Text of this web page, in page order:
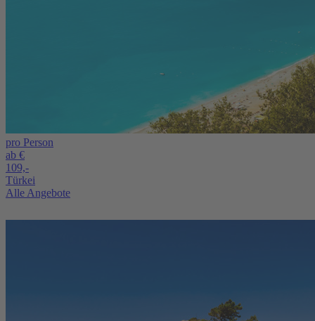
pro Person
ab €
109,-
Türkei
Alle Angebote